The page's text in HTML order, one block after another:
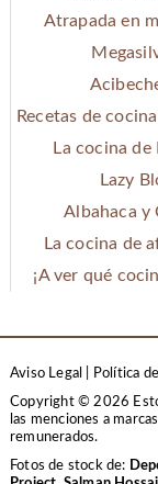
Atrapada en
Recetas de
La cocina
Lazy
Albahaca y
La cocina de
¡A ver qué
Aviso Legal Política
Copyright © 2026
las menciones a
remunerados.
Fotos de stock de: